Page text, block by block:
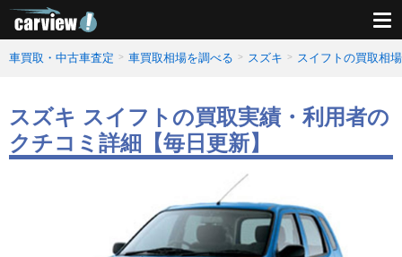
車買取・中古車査定 車買取相場を調べる スズキ スイフトの買取相
スズキ スイフトの買取実績・利用者の
クチコミ詳細【毎日更新】